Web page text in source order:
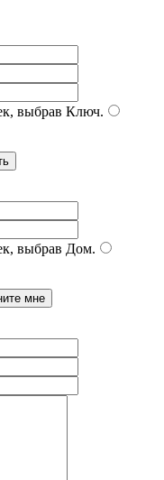
выбрав Ключ.
выбрав Дом.